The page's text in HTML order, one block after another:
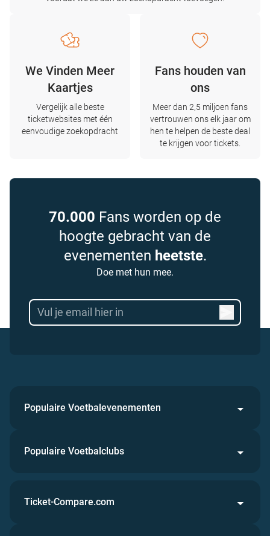
We Vinden Meer
Kaartjes
Vergelijk alle beste
ticketwebsites met één
eenvoudige zoekopdracht
Fans houden van
ons
Meer dan 2,5 miljoen fans
vertrouwen ons elk jaar om
hen te helpen de beste deal
te krijgen voor tickets.
70.000 Fans worden op de
hoogte gebracht van de
evenementen heetste.
Doe met hun mee.
Populaire Voetbalevenementen
Populaire Voetbalclubs
Ticket-Compare.com